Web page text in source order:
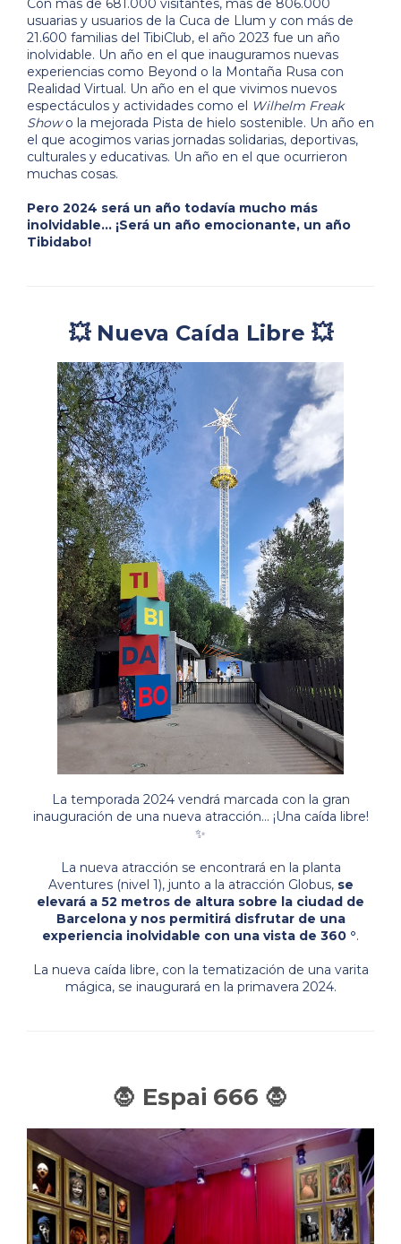
Con más de 681.000 visitantes, más de 806.000
usuarias y usuarios de la Cuca de Llum y con más de
21.600 familias del TibiClub, el año 2023 fue un año
inolvidable. Un año en el que inauguramos nuevas
experiencias como Beyond o la Montaña Rusa con
Realidad Virtual. Un año en el que vivimos nuevos
espectáculos y actividades como el Wilhelm Freak
Showo la mejorada Pista de hielo sostenible. Un año en
el que acogimos varias jornadas solidarias, deportivas,
culturales y educativas. Un año en el que ocurrieron
muchas cosas.
Pero 2024 será un año todavía mucho más
inolvidable... ¡Será un año emocionante, un año
Tibidabo!
💥 Nueva Caída Libre 💥
La temporada 2024 vendrá marcada con la gran
inauguración de una nueva atracción... ¡Una caída libre!
✨
La nueva atracción se encontrará en la planta
Aventures (nivel 1), junto a la atracción Globus, se
elevará a 52 metros de altura sobre la ciudad de
Barcelona y nos permitirá disfrutar de una
experiencia inolvidable con una vista de 360 °.
La nueva caída libre, con la tematización de una varita
mágica, se inaugurará en la primavera 2024.
🧛 Espai 666 🧛